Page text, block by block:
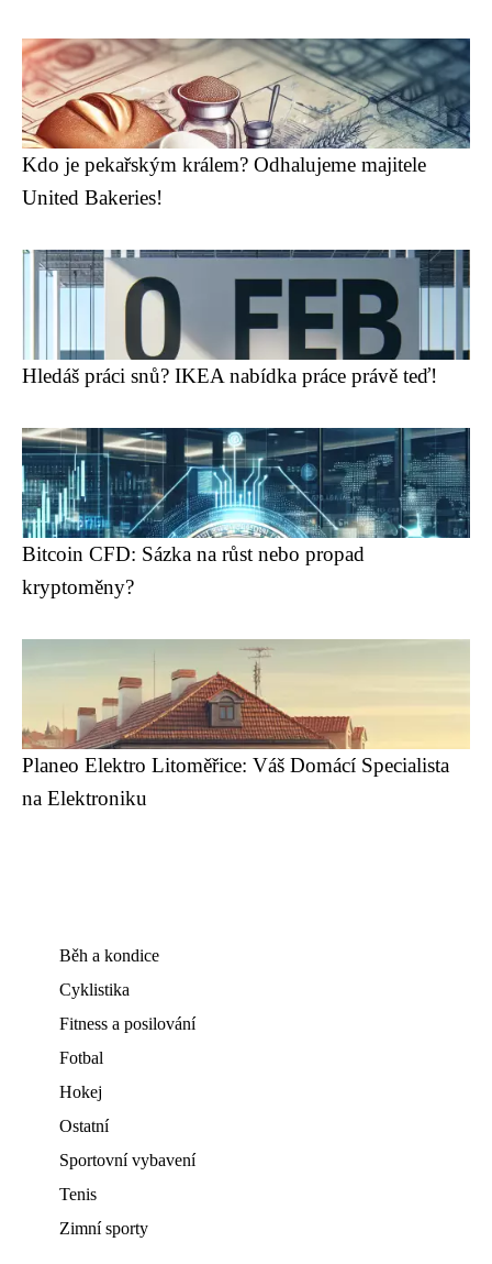
Kdo je pekařským králem? Odhalujeme majitele
United Bakeries!
Hledáš práci snů? IKEA nabídka práce právě teď!
Bitcoin CFD: Sázka na růst nebo propad
kryptoměny?
Planeo Elektro Litoměřice: Váš Domácí Specialista
na Elektroniku
Běh a kondice
Cyklistika
Fitness a posilování
Fotbal
Hokej
Ostatní
Sportovní vybavení
Tenis
Zimní sporty